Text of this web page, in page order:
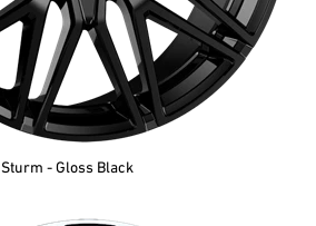
Sturm - Gloss Black